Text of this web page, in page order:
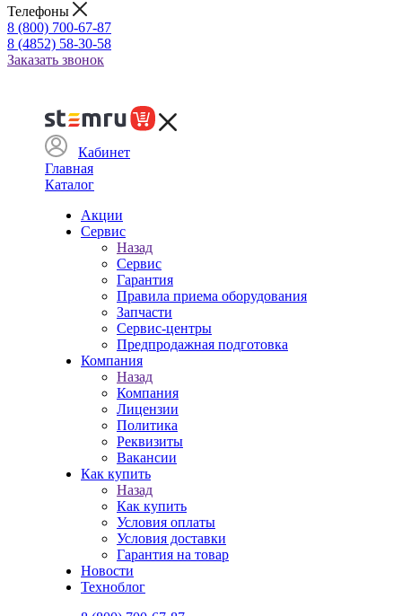
Телефоны
8 (800) 700-67-87
8 (4852) 58-30-58
Заказать звонок
Кабинет
Главная
Каталог
Акции
Сервис
Назад
Сервис
Гарантия
Правила приема оборудования
Запчасти
Сервис-центры
Предпродажная подготовка
Компания
Назад
Компания
Лицензии
Политика
Реквизиты
Вакансии
Как купить
Назад
Как купить
Условия оплаты
Условия доставки
Гарантия на товар
Новости
Техноблог